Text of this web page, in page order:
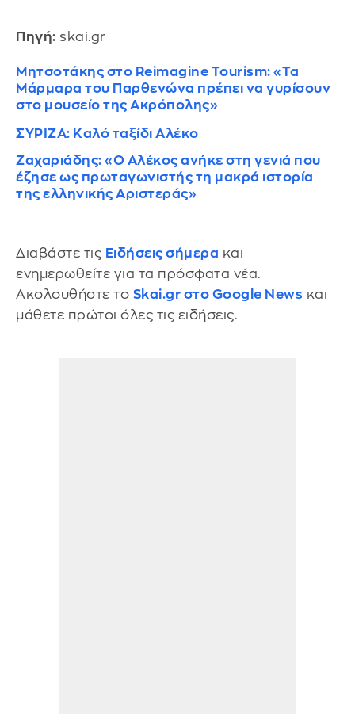
Πηγή: skai.gr
Μητσοτάκης στο Reimagine Tourism: «Τα
Μάρμαρα του Παρθενώνα πρέπει να γυρίσουν
στο μουσείο της Ακρόπολης»
ΣΥΡΙΖΑ: Καλό ταξίδι Αλέκο
Ζαχαριάδης: «Ο Αλέκος ανήκε στη γενιά που
έζησε ως πρωταγωνιστής τη μακρά ιστορία
της ελληνικής Αριστεράς»
Διαβάστε τις Ειδήσεις σήμερα και
ενημερωθείτε για τα πρόσφατα νέα.
Ακολουθήστε το Skai.gr στο Google News και
μάθετε πρώτοι όλες τις ειδήσεις.